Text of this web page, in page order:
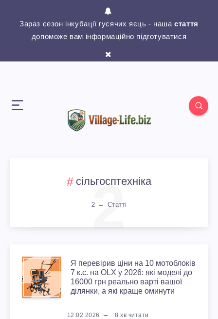
Зараз сезон інкубації гусячих яєць - нашастаття
допоможе вам інформаційно підготуватися
сільгосптехніка
2 Статті
2
Я
П
Я перевірив ціни на 10 мотоблоків
7 к.с. на OLX у 2026: які моделі до
16000 грн реально варті вашої
ділянки, а які краще оминути
12.02.2026 8 хв читати